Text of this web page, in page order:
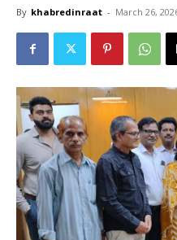
By khabredinraat - March 26,